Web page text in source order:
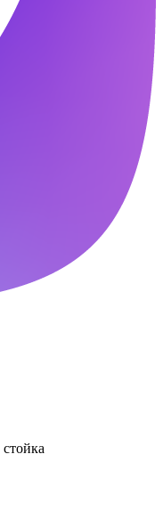
стойка